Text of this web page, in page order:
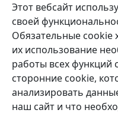
Этот вебсайт
своей
Обязательные cookie
их использование
работы всех функций
сторонние cookie,
анализировать
наш сайт и что